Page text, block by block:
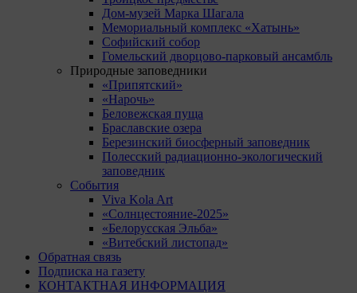
Дом-музей Марка Шагала
Мемориальный комплекс «Хатынь»
Софийский собор
Гомельский дворцово-парковый ансамбль
Природные заповедники
«Припятский»
«Нарочь»
Беловежская пуща
Браславские озера
Березинский биосферный заповедник
Полесский радиационно-экологический
заповедник
События
Viva Kola Art
«Солнцестояние-2025»
«Белорусская Эльба»
«Витебский листопад»
Обратная связь
Подписка на газету
КОНТАКТНАЯ ИНФОРМАЦИЯ